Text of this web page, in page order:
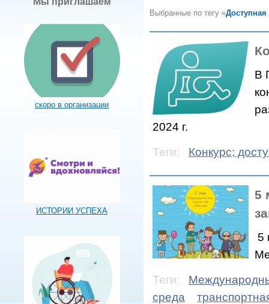
скоро в организации
ИСТОРИИ УСПЕХА
Выбранные по тегу «Доступная
В
2024 г.
Теги:
Конкурс;
5
5
Теги:
среда